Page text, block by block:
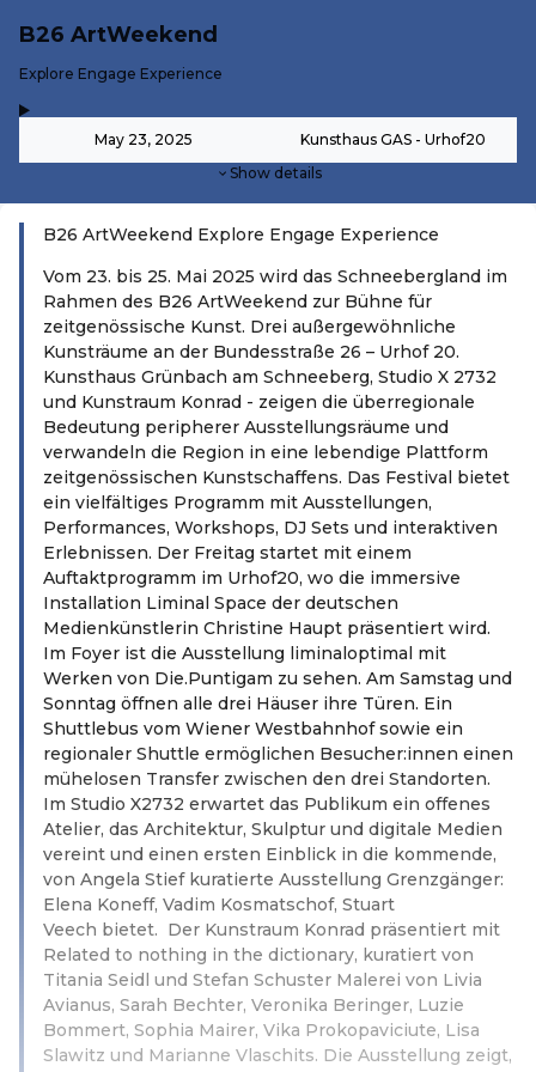
B26 ArtWeekend
-Explore Engage Experience
May 23, 2025 Kunsthaus GAS - Urhof20
Show details
B26 ArtWeekend Explore Engage Experience
Vom 23. bis 25. Mai 2025 wird das Schneebergland im
Rahmen des B26 ArtWeekend zur Bühne für
zeitgenössische Kunst. Drei außergewöhnliche
Kunsträume an der Bundesstraße 26 – Urhof 20.
Kunsthaus Grünbach am Schneeberg, Studio X 2732
und Kunstraum Konrad - zeigen die überregionale
Bedeutung peripherer Ausstellungsräume und
verwandeln die Region in eine lebendige Plattform
zeitgenössischen Kunstschaffens. Das Festival bietet
ein vielfältiges Programm mit Ausstellungen,
Performances, Workshops, DJ Sets und interaktiven
Erlebnissen. Der Freitag startet mit einem
Auftaktprogramm im Urhof20, wo die immersive
Installation Liminal Space der deutschen
Medienkünstlerin Christine Haupt präsentiert wird.
Im Foyer ist die Ausstellung liminaloptimal mit
Werken von Die.Puntigam zu sehen. Am Samstag und
Sonntag öffnen alle drei Häuser ihre Türen. Ein
Shuttlebus vom Wiener Westbahnhof sowie ein
regionaler Shuttle ermöglichen Besucher:innen einen
mühelosen Transfer zwischen den drei Standorten.
Im Studio X2732 erwartet das Publikum ein offenes
Atelier, das Architektur, Skulptur und digitale Medien
vereint und einen ersten Einblick in die kommende,
von Angela Stief kuratierte Ausstellung Grenzgänger:
Elena Koneff, Vadim Kosmatschof, Stuart
Veech bietet. Der Kunstraum Konrad präsentiert mit
Related to nothing in the dictionary, kuratiert von
Titania Seidl und Stefan Schuster Malerei von Livia
Avianus, Sarah Bechter, Veronika Beringer, Luzie
Bommert, Sophia Mairer, Vika Prokopaviciute, Lisa
Slawitz und Marianne Vlaschits. Die Ausstellung zeigt,